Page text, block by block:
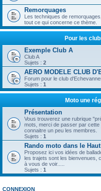
Remorquages
Les techniques de
tout ce qui concerne ce thème.
Pour les
Exemple Club A
Club A
Sujets : 2
AERO MODELE CLUB
Forum pour le club
Sujets : 1
Moto une
Présentation
Vous trouverez une rubrique
mots, merci de passer par
connaitre un peu les membres.
Sujets : 1
Rando moto dans le
Proposez ici vos idées de
les trajets sont les bienvenues,
à vous de voir.....
Sujets : 1
CONNEXION